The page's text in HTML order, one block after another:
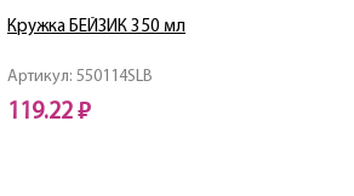
Артикул: 550114SLB
Кружка БЕЙЗИК 350 мл
119.22 ₽